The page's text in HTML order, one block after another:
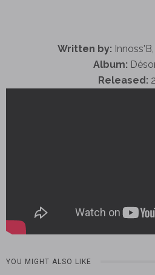
Written by:
Album:
Released:
YOU MIGHT ALSO LIKE